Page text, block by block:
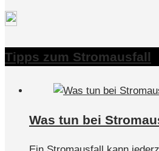
Tipps zum Stromausfall
Was tun bei